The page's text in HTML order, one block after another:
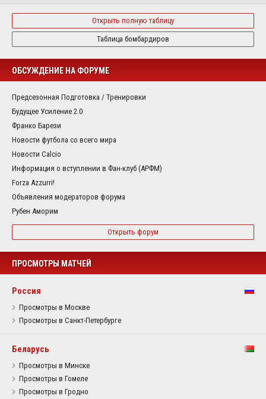
Открыть полную таблицу
Таблица бомбардиров
ОБСУЖДЕНИЕ НА ФОРУМЕ
Предсезонная Подготовка / Тренировки
Будущее Усиление 2.0
Франко Барези
Новости футбола со всего мира
Новости Calcio
Информация о вступлении в Фан-клуб (АРФМ)
Forza Azzurri!
Объявления модераторов форума
Рубен Аморим
Открыть форум
ПРОСМОТРЫ МАТЧЕЙ
Россия
Просмотры в Москве
Просмотры в Санкт-Петербурге
Беларусь
Просмотры в Минске
Просмотры в Гомеле
Просмотры в Гродно